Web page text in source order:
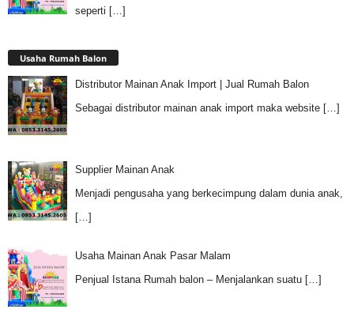
seperti […]
Usaha Rumah Balon
Distributor Mainan Anak Import | Jual Rumah Balon
Sebagai distributor mainan anak import maka website […]
Supplier Mainan Anak
Menjadi pengusaha yang berkecimpung dalam dunia anak,
[…]
Usaha Mainan Anak Pasar Malam
Penjual Istana Rumah balon – Menjalankan suatu […]